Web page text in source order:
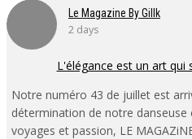
Le Magazine By Gillk
2 days
L'élégance est un art qui
Notre numéro 43 de juillet est
détermination de notre danseuse
voyages et passion, LE